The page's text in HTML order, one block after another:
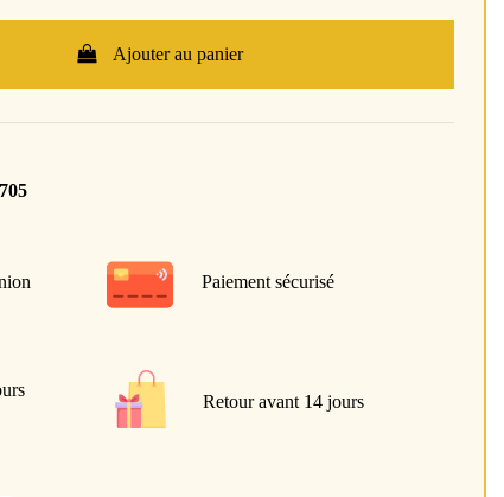
Ajouter au panier
Paiement sécurisé
Retour avant 14 jours